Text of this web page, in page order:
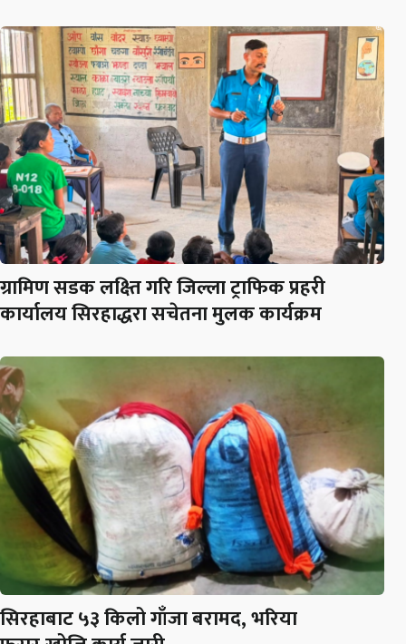
ग्रामिण सडक लक्ष्ति गरि जिल्ला ट्राफिक प्रहरी
कार्यालय सिरहाद्धरा सचेतना मुलक कार्यक्रम
सिरहाबाट ५३ किलो गाँजा बरामद, भरिया